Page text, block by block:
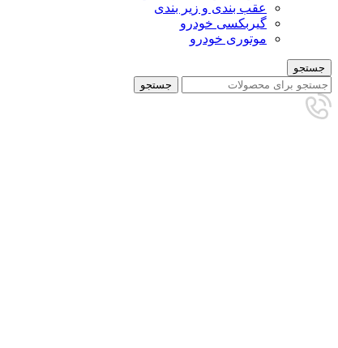
عقب بندی و زیر بندی
گیربکسی خودرو
موتوری خودرو
جستجو
جستجو